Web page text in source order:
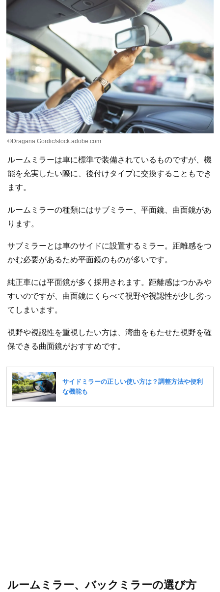
©Dragana Gordic/stock.adobe.com
ルームミラーは車に標準で装備されているものですが、機
能を充実したい際に、後付けタイプに交換することもでき
ます。
ルームミラーの種類にはサブミラー、平面鏡、曲面鏡があ
ります。
サブミラーとは車のサイドに設置するミラー。距離感をつ
かむ必要があるため平面鏡のものが多いです。
純正車には平面鏡が多く採用されます。距離感はつかみや
すいのですが、曲面鏡にくらべて視野や視認性が少し劣っ
てしまいます。
視野や視認性を重視したい方は、湾曲をもたせた視野を確
保できる曲面鏡がおすすめです。
ルームミラー、バックミラーの選び方